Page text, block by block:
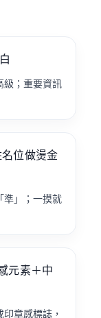
級；重要資訊
位做燙金
準」；一摸就
元素＋中
章感標誌，